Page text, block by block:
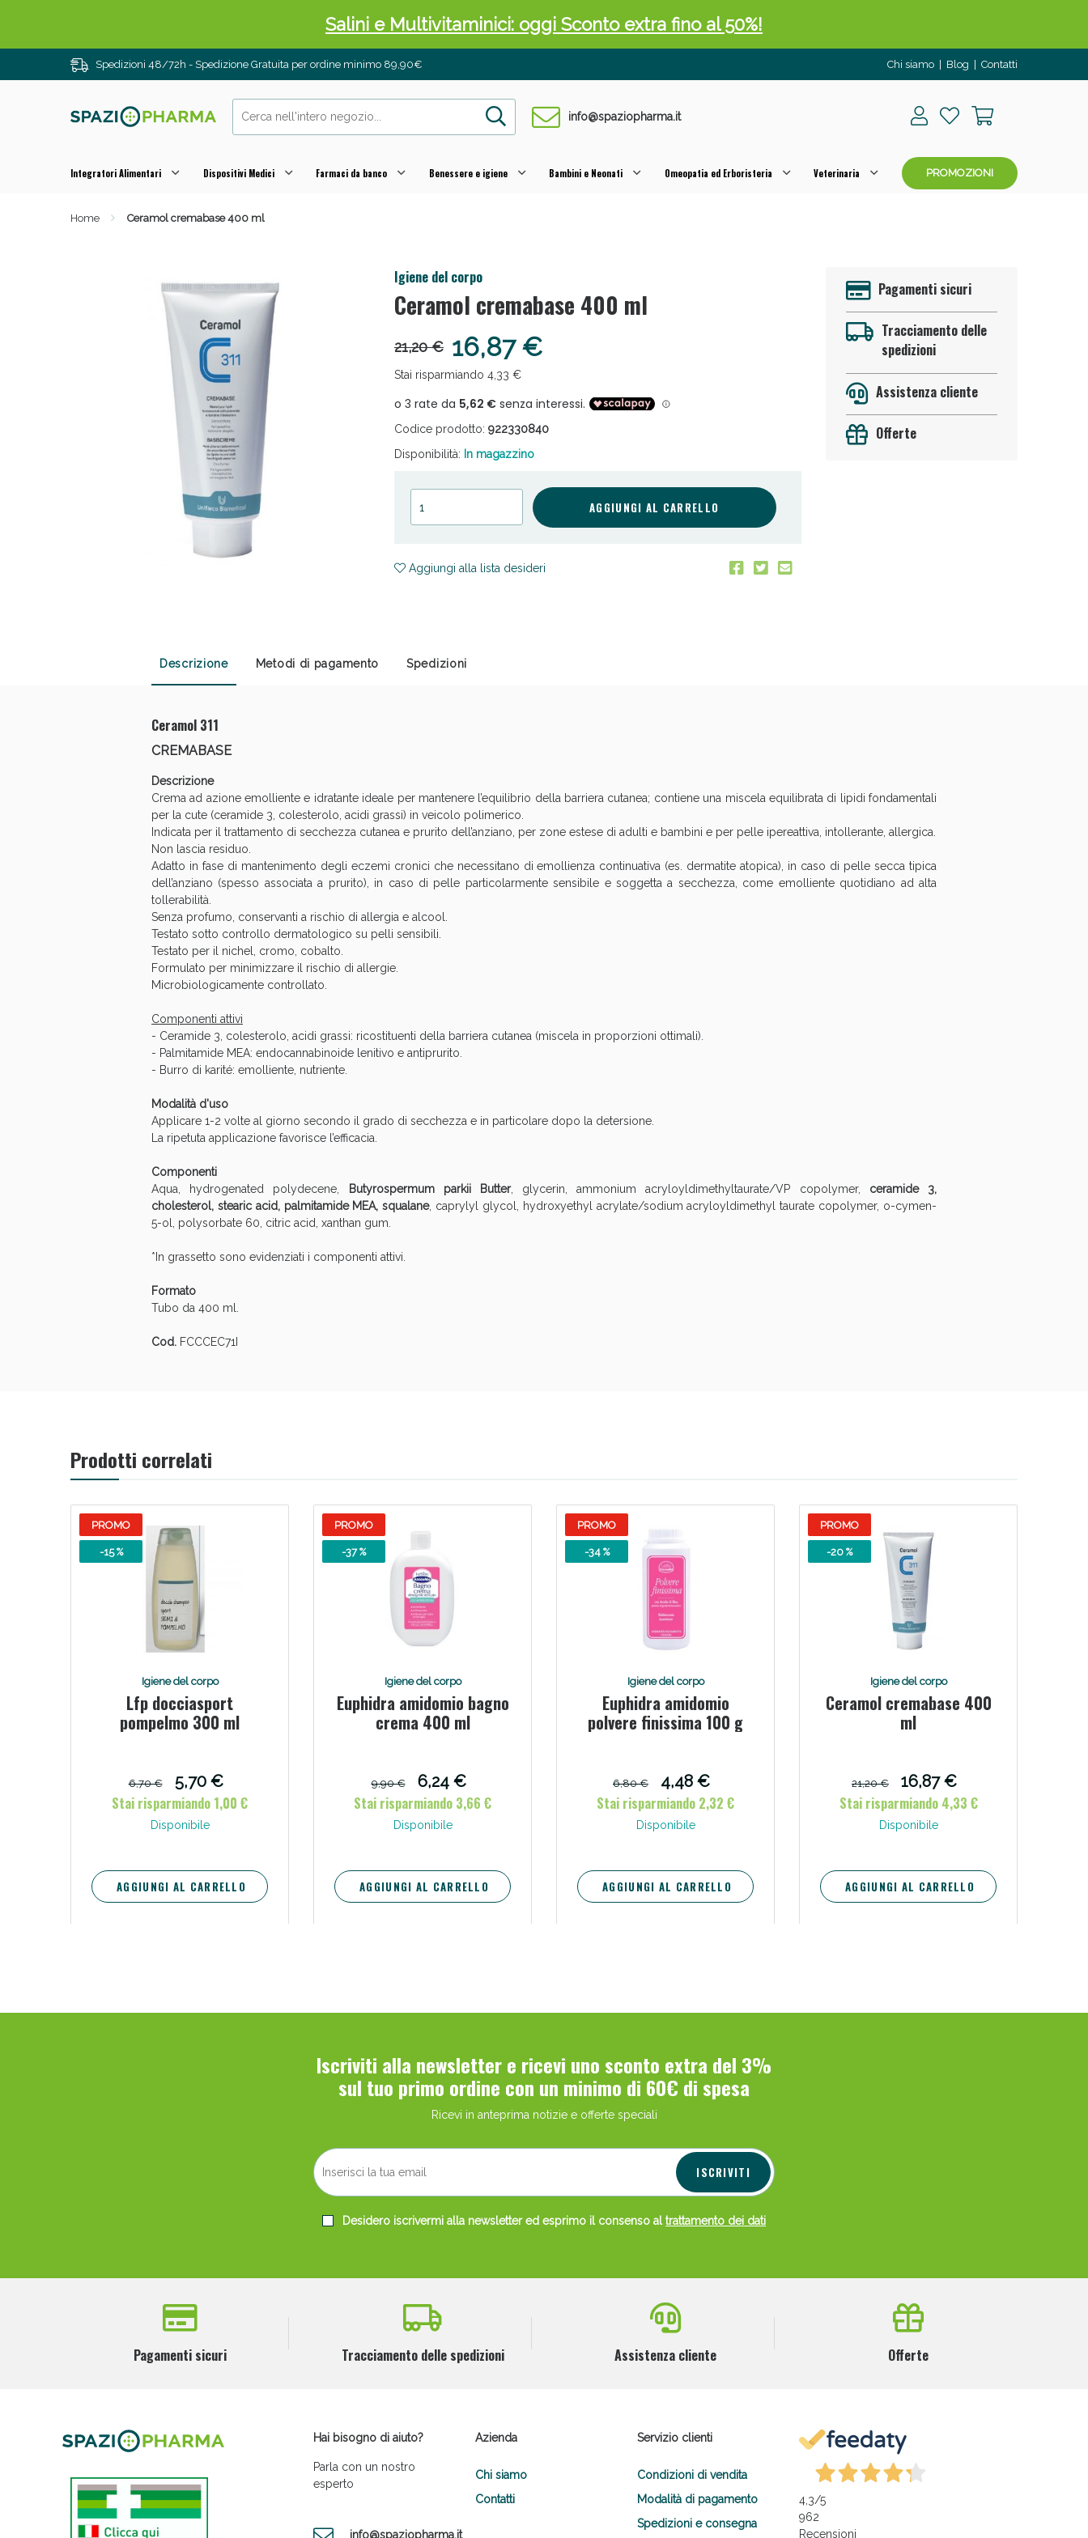
Spedizioni 48/72h - Spedizione Gratuita per ordine minimo 89,90€ Chi siamo Blog Contatti
info@spaziopharma.it
Integratori Alimentari Dispositivi Medici Farmaci da banco Benessere e igiene Bambini e Neonati Omeopatia ed Erboristeria Veterinaria PROMOZIONI
Home Ceramol cremabase 400 ml
Igiene del corpo
Ceramol cremabase 400 ml
21,20 € 16,87 €
Stai risparmiando 4,33 €
Codice prodotto: 922330840
Disponibilità: In magazzino
AGGIUNGI AL CARRELLO
Aggiungi alla lista desideri
Pagamenti sicuri
Tracciamento delle
spedizioni
Assistenza cliente
Offerte
Descrizione Metodi di pagamento Spedizioni
Ceramol 311
CREMABASE
Descrizione
Crema ad azione emolliente e idratante ideale per mantenere l’equilibrio della barriera cutanea; contiene una miscela equilibrata di lipidi fondamentali
per la cute (ceramide 3, colesterolo, acidi grassi) in veicolo polimerico.
Indicata per il trattamento di secchezza cutanea e prurito dell’anziano, per zone estese di adulti e bambini e per pelle ipereattiva, intollerante, allergica.
Non lascia residuo.
Adatto in fase di mantenimento degli eczemi cronici che necessitano di emollienza continuativa (es. dermatite atopica), in caso di pelle secca tipica
dell’anziano (spesso associata a prurito), in caso di pelle particolarmente sensibile e soggetta a secchezza, come emolliente quotidiano ad alta
tollerabilità.
Senza profumo, conservanti a rischio di allergia e alcool.
Testato sotto controllo dermatologico su pelli sensibili.
Testato per il nichel, cromo, cobalto.
Formulato per minimizzare il rischio di allergie.
Microbiologicamente controllato.
Componenti attivi
- Ceramide 3, colesterolo, acidi grassi: ricostituenti della barriera cutanea (miscela in proporzioni ottimali).
- Palmitamide MEA: endocannabinoide lenitivo e antiprurito.
- Burro di karité: emolliente, nutriente.
Modalità d'uso
Applicare 1-2 volte al giorno secondo il grado di secchezza e in particolare dopo la detersione.
La ripetuta applicazione favorisce l’efficacia.
Componenti
Aqua, hydrogenated polydecene, Butyrospermum parkii Butter, glycerin, ammonium acryloyldimethyltaurate/VP copolymer, ceramide 3,
cholesterol, stearic acid, palmitamide MEA, squalane, caprylyl glycol, hydroxyethyl acrylate/sodium acryloyldimethyl taurate copolymer, o-cymen-
5-ol, polysorbate 60, citric acid, xanthan gum.
*In grassetto sono evidenziati i componenti attivi.
Formato
Tubo da 400 ml.
Cod. FCCCEC71I
Prodotti correlati
PROMO
-15 %
Igiene del corpo
Lfp docciasport
pompelmo 300 ml
6,70 €
5,70 €
Stai risparmiando 1,00 €
Disponibile
AGGIUNGI AL CARRELLO
PROMO
-37 %
Igiene del corpo
Euphidra amidomio bagno
crema 400 ml
9,90 €
6,24 €
Stai risparmiando 3,66 €
Disponibile
AGGIUNGI AL CARRELLO
PROMO
-34 %
Igiene del corpo
Euphidra amidomio
polvere finissima 100 g
6,80 €
4,48 €
Stai risparmiando 2,32 €
Disponibile
AGGIUNGI AL CARRELLO
PROMO
-20 %
Igiene del corpo
Ceramol cremabase 400
ml
21,20 €
16,87 €
Stai risparmiando 4,33 €
Disponibile
AGGIUNGI AL CARRELLO
Iscriviti alla newsletter e ricevi uno sconto extra del 3%
sul tuo primo ordine con un minimo di 60€ di spesa
Ricevi in anteprima notizie e offerte speciali
ISCRIVITI
Desidero iscrivermi alla newsletter ed esprimo il consenso al trattamento dei dati
Pagamenti sicuri Tracciamento delle spedizioni Assistenza cliente Offerte
Hai bisogno di aiuto?
Parla con un nostro
esperto
info@spaziopharma.it
Azienda
Chi siamo
Contatti
Servizio clienti
Condizioni di vendita
Modalità di pagamento
Spedizioni e consegna
4,3/5
962
Recensioni
Salini e Multivitaminici: oggi Sconto extra fino al 50%!
Anticellulite e Fanghi: Sconto fino al 40% valido oggi!
Anticellulite e Fanghi: Sconto fino al 40% valido oggi!